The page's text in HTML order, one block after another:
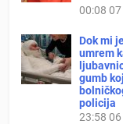
00:08 07
Dok mi
umrem
gumb
policija
23:58 06